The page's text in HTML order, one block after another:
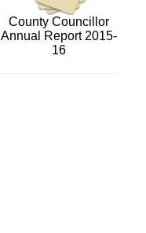
County Councillor
Annual Report 2015-
16